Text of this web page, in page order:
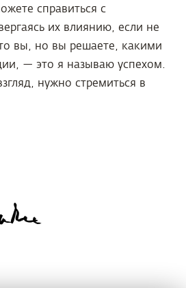
справиться с
их влиянию, если не
вы, но вы решаете, какими
— это я называю успехом.
нужно стремиться в